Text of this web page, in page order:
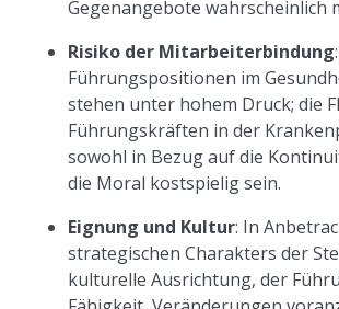
Gegenangebote wahrscheinlich
Risiko der Mitarbeiterbindung:
Führungspositionen im
stehen unter hohem Druck; die
Führungskräften in der
sowohl in Bezug auf die
die Moral kostspielig sein.
Eignung und Kultur: In
strategischen Charakters der
kulturelle Ausrichtung, der